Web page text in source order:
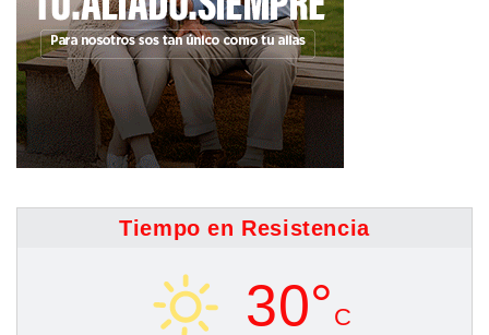
Tiempo en Resistencia
30° C